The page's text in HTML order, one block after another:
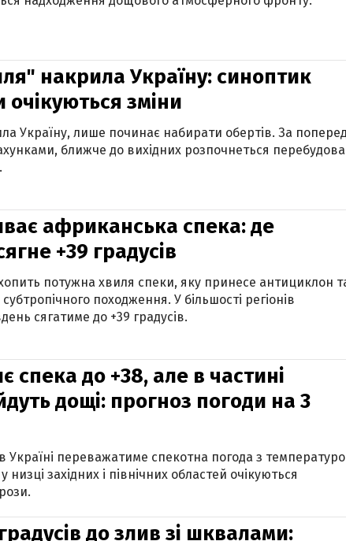
накрила Україну: синоптик
очікуються зміни
Україну, лише починає набирати обертів. За
ближче до вихідних розпочнеться перебудова
африканська спека: де
+39 градусів
потужна хвиля спеки, яку принесе антициклон
походження. У більшості регіонів
сягатиме до +39 градусів.
спека до +38, але в частині
дощі: прогноз погоди на 3
Україні переважатиме спекотна погода з
низці західних і північних областей очікуються
до злив зі шквалами: